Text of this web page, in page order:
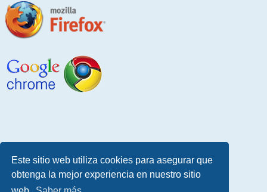
Este sitio web utiliza cookies para asegurar que
obtenga la mejor experiencia en nuestro sitio